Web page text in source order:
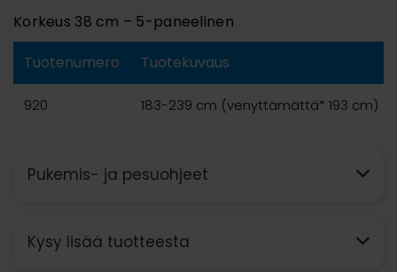
Korkeus 38 cm – 5-paneelinen
Tuotenumero
Tuotekuvaus
920 183-239 cm (venyttämättä* 193 cm)
Pukemis- ja pesuohjeet
Kysy lisää tuotteesta